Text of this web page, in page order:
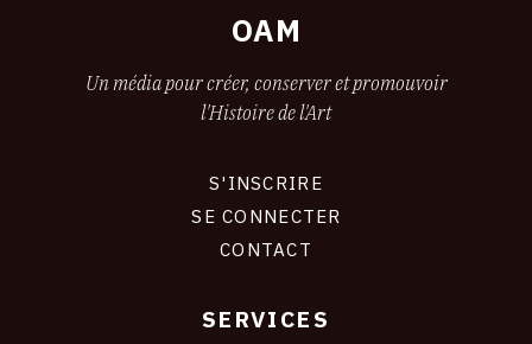
7 jours (pack essentiel)
Affichage illimité sur les pages majeures d'OAM
auprès d’une cible composée de 100% de
15 jours (pack avantage)
Une économie de 15% pour une visibilité
renforcée auprès d’un public passionné d’art.
30 jours (pack Boost total)
OAM
Un média pour créer, conserver et promouvoir
l'Histoire de l'Art
S'INSCRIRE
SE CONNECTER
CONTACT
SERVICES